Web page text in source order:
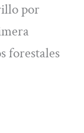
por
forestales